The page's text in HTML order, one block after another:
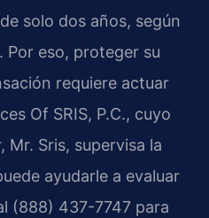
solo dos años, según
Por eso, proteger su
requiere actuar
Of SRIS, P.C., cuyo
Mr. Sris, supervisa la
ayudarle a evaluar
(888) 437-7747 para